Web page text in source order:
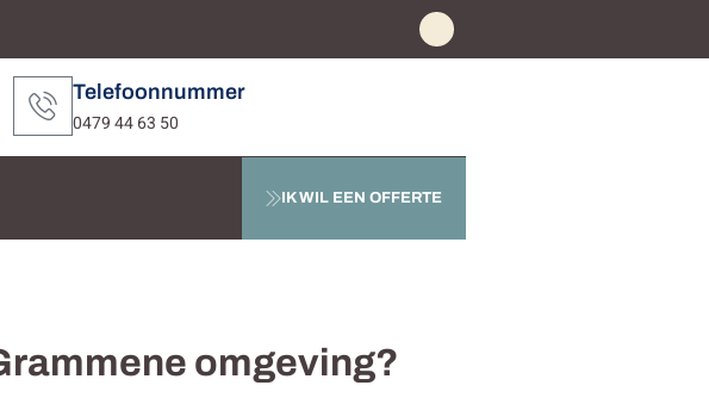
Telefoonnummer
0479 44 63 50
IK WIL EEN OFFERTE
omgeving?